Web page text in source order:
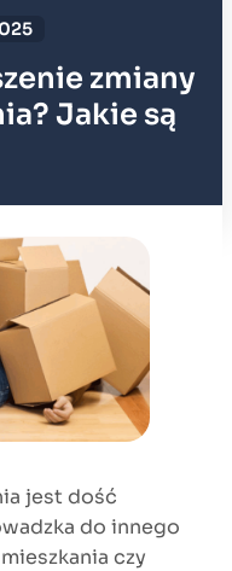
zmiany
Jakie są
jest dość
do innego
czy